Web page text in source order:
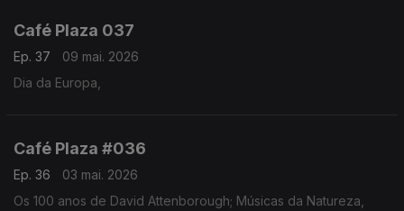
Café Plaza 037
Ep. 37
09 mai. 2026
Dia da Europa,
Café Plaza #036
Ep. 36
03 mai. 2026
Os 100 anos de David Attenborough; Músicas da Natureza,